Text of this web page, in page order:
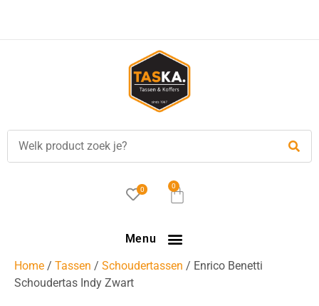
besteld, is vandaag verzonden!
0 0
Menu
Home / Tassen / Schoudertassen / Enrico Benetti
Schoudertas Indy Zwart